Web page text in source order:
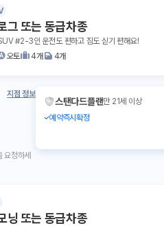
그 또는 동급차종
#2-3인 운전도 편하고 짐도 싣기 편해요!
오토 4개 4개
지점 정보
요청하세
스탠다드플랜만 21세 이상
예약즉시확정
닝 또는 동급차종